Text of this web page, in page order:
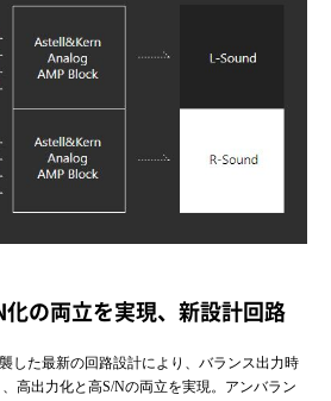
の両立を実現、新設計回路
した最新の回路設計により、バランス出力時
、高出力化と高S/Nの両立を実現。アンバラン